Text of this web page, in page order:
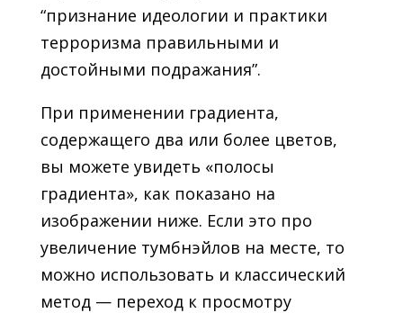
“признание идеологии и практики
терроризма правильными и
достойными подражания”.
При применении градиента,
содержащего два или более цветов,
вы можете увидеть «полосы
градиента», как показано на
изображении ниже. Если это про
увеличение тумбнэйлов на месте, то
можно использовать и классический
метод — переход к просмотру